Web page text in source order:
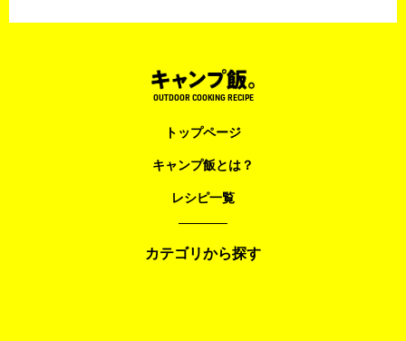
OUTDOOR COOKING RECIPE
トップページ
キャンプ飯とは？
レシピ一覧
カテゴリから探す